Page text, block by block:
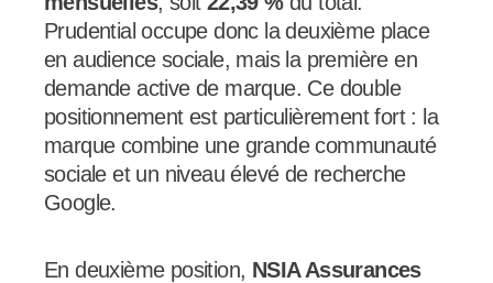
Prudential occupe donc la deuxième place
en audience sociale, mais la première en
demande active de marque. Ce double
positionnement est particulièrement fort : la
marque combine une grande communauté
sociale et un niveau élevé de recherche
Google.
En deuxième position, NSIA Assurances